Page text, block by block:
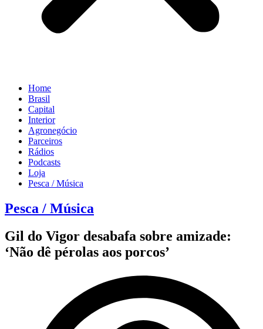
Home
Brasil
Capital
Interior
Agronegócio
Parceiros
Rádios
Podcasts
Loja
Pesca / Música
Pesca / Música
Gil do Vigor desabafa sobre amizade:
‘Não dê pérolas aos porcos’